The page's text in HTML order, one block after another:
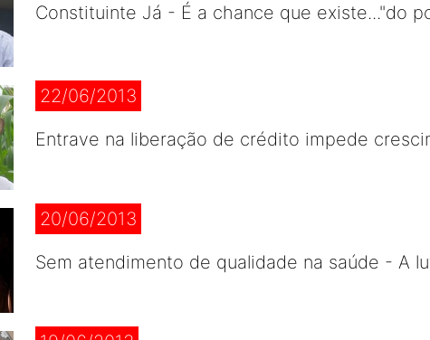
Constituinte Já - É a chance que existe..."do
22/06/2013
Entrave na liberação de crédito impede
20/06/2013
Sem atendimento de qualidade na saúde - A